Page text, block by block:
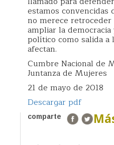
estamos convencidas
no merece
ampliar la
político como salida a
afectan.
Cumbre Nacional de
Juntanza de Mujeres
21 de mayo de 2018
Descargar pdf
comparte